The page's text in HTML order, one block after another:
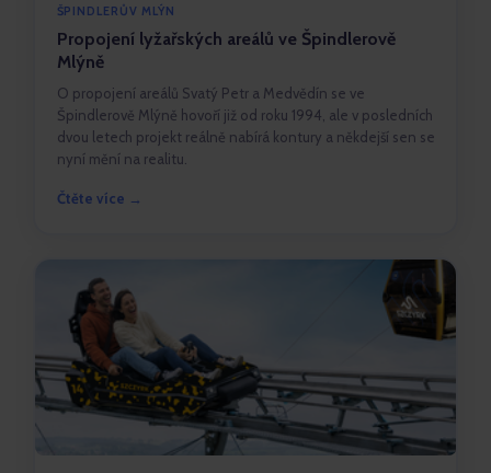
ŠPINDLERŮV MLÝN
Propojení lyžařských areálů ve Špindlerově
Mlýně
O propojení areálů Svatý Petr a Medvědín se ve
Špindlerově Mlýně hovoří již od roku 1994, ale v posledních
dvou letech projekt reálně nabírá kontury a někdejší sen se
nyní mění na realitu.
Čtěte více →